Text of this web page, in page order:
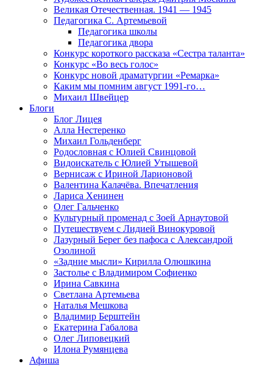
Великая Отечественная. 1941 — 1945
Педагогика С. Артемьевой
Педагогика школы
Педагогика двора
Конкурс короткого рассказа «Сестра таланта»
Конкурс «Во весь голос»
Конкурс новой драматургии «Ремарка»
Каким мы помним август 1991-го…
Михаил Швейцер
Блоги
Блог Лицея
Алла Нестеренко
Михаил Гольденберг
Родословная с Юлией Свинцовой
Видоискатель с Юлией Утышевой
Вернисаж с Ириной Ларионовой
Валентина Калачёва. Впечатления
Лариса Хенинен
Олег Гальченко
Культурный променад с Зоей Арнаутовой
Путешествуем с Лидией Винокуровой
Лазурный Берег без пафоса с Александрой
Озолиной
«Задние мысли» Кирилла Олюшкина
Застолье с Владимиром Софиенко
Ирина Савкина
Светлана Артемьева
Наталья Мешкова
Владимир Берштейн
Екатерина Габалова
Олег Липовецкий
Илона Румянцева
Афиша